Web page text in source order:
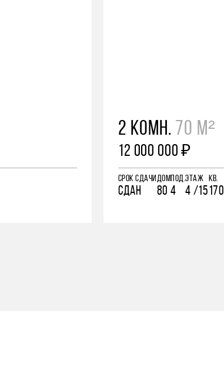
2 КОМН. 70 М²
12 000 000 ₽
СРОК СДАЧИ
СДАН
ДОМ
80
ПОД.
4
ЭТАЖ
4 /15
КВ.
170